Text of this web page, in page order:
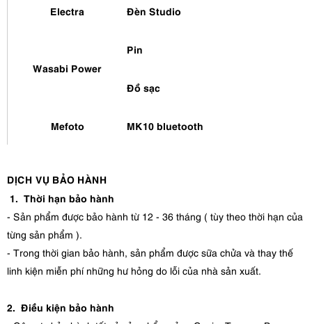
Electra Đèn Studio
Wasabi Power
Pin
Đồ sạc
Mefoto MK10 bluetooth
DỊCH VỤ BẢO HÀNH
1. Thời hạn bảo hành
- Sản phẩm được bảo hành từ 12 - 36 tháng ( tùy theo thời hạn của
từng sản phẩm ).
- Trong thời gian bảo hành, sản phẩm được sữa chửa và thay thế
linh kiện miễn phí những hư hỏng do lỗi của nhà sản xuất.
2. Điều kiện bảo hành